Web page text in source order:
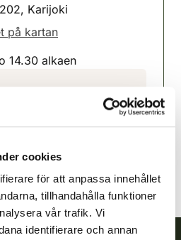
cookies
för att anpassa innehållet
tillhandahålla funktioner
vår trafik. Vi
identifierare och annan
Karijoki
på kartan
14.30 alkaen